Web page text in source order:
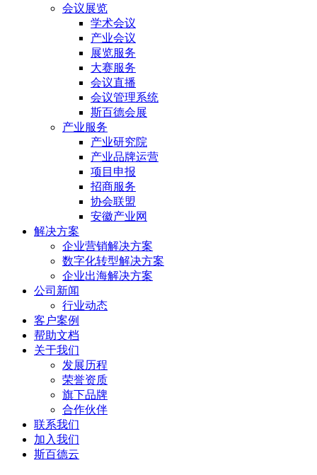
会议展览
学术会议
产业会议
展览服务
大赛服务
会议直播
会议管理系统
斯百德会展
产业服务
产业研究院
产业品牌运营
项目申报
招商服务
协会联盟
安徽产业网
解决方案
企业营销解决方案
数字化转型解决方案
企业出海解决方案
公司新闻
行业动态
客户案例
帮助文档
关于我们
发展历程
荣誉资质
旗下品牌
合作伙伴
联系我们
加入我们
斯百德云